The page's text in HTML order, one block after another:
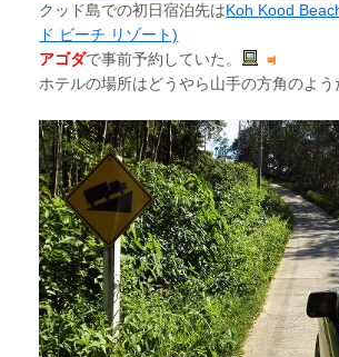
クッド島での初日宿泊先はKoh Kood
ド ビーチ リゾート)
アゴダで事前予約していた。
ホテルの場所はどうやら山手の方角のよう